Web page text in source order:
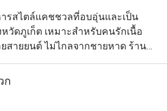
รสไตล์แคชชวลที่อบอุ่นและเป็น
หวัดภูเก็ต เหมาะสำหรับคนรักเนื้อ
สายยนต์ ไม่ไกลจากชายหาด ร้านมี
ตร เหมาะสำหรับครอบครัว คู่รัก
านโดดเด่นด้วยเนื้อคุณภาพดีที่ไม่
พิถัน เสิร์ฟคู่กับผักย่างกรอบและซอส
ก